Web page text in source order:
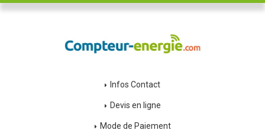
Infos Contact
Devis en ligne
Mode de Paiement